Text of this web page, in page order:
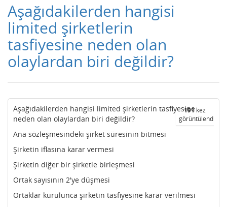
Aşağıdakilerden hangisi
limited şirketlerin
tasfiyesine neden olan
olaylardan biri değildir?
191kez
görüntülendi
Aşağıdakilerden hangisi limited şirketlerin tasfiyesine
neden olan olaylardan biri değildir?
Ana sözleşmesindeki şirket süresinin bitmesi
Şirketin iflasına karar vermesi
Şirketin diğer bir şirketle birleşmesi
Ortak sayısının 2'ye düşmesi
Ortaklar kurulunca şirketin tasfiyesine karar verilmesi